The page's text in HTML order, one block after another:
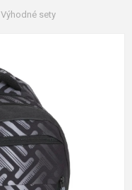
Výhodné sety